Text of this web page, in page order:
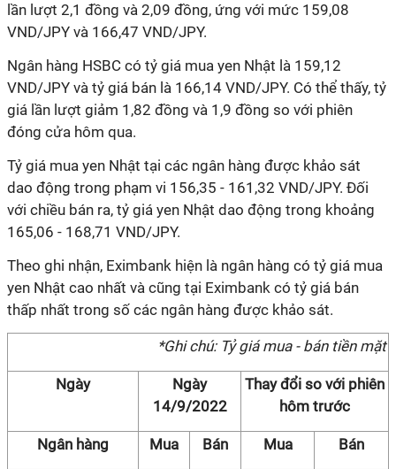
lần lượt 2,1 đồng và 2,09 đồng, ứng với mức 159,08
VND/JPY và 166,47 VND/JPY.
Ngân hàng HSBC có tỷ giá mua yen Nhật là 159,12
VND/JPY và tỷ giá bán là 166,14 VND/JPY. Có thể thấy, tỷ
giá lần lượt giảm 1,82 đồng và 1,9 đồng so với phiên
đóng cửa hôm qua.
Tỷ giá mua yen Nhật tại các ngân hàng được khảo sát
dao động trong phạm vi 156,35 - 161,32 VND/JPY. Đối
với chiều bán ra, tỷ giá yen Nhật dao động trong khoảng
165,06 - 168,71 VND/JPY.
Theo ghi nhận, Eximbank hiện là ngân hàng có tỷ giá mua
yen Nhật cao nhất và cũng tại Eximbank có tỷ giá bán
thấp nhất trong số các ngân hàng được khảo sát.
*Ghi chú: Tỷ giá mua - bán tiền mặt
Ngày
Ngày
14/9/2022
Thay đổi so với phiên
hôm trước
Ngân hàng Mua Bán Mua Bán